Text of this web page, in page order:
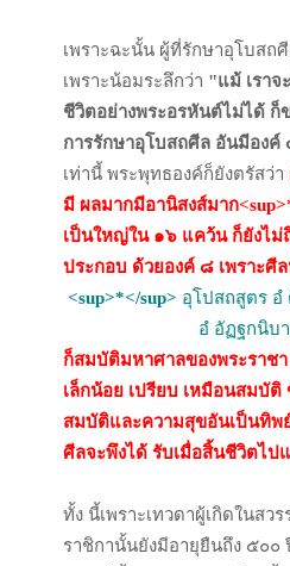
เพราะฉะนั้น ผู้ที่รักษาอุโบสถ
เพราะน้อมระลึกว่า "แม้ เราจ
ชีวิตอย่างพระอรหันต์ไม่ได้ ก็
การรักษาอุโบสถศีล อันมีอง
เท่านี้ พระพุทธองค์ก็ยังตรัสว่า
มี ผลมากมีอานิสงส์มาก
เป็นใหญ่ใน ๑๖ แคว้น ก็ยังไม่
ประกอบ ด้วยองค์ ๘ เพราะศี
<sup>*</sup> อุโปสถสูตร
อํ อัฏฐกนิบ
ก็สมบัติมหาศาลของพระราช
เล็กน้อย เปรียบ เหมือนสมบัติ
สมบัติและความสุขอันเป็นทิพ
ศีลจะพึงได้ รับเมื่อสิ้นชีวิตไป
ทั้ง นี้เพราะเทวดาผู้เกิดในส
ราชิกานั้นยังมีอายุยืนถึง ๕๐